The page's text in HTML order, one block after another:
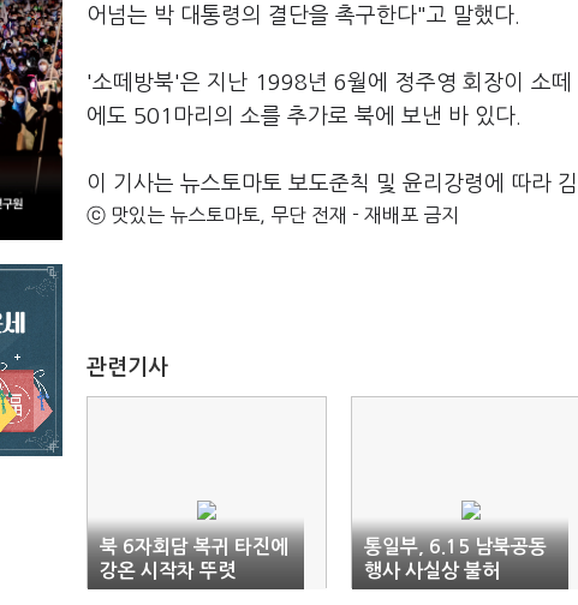
어넘는 박 대통령의 결단을 촉구한다"고 말했다.
'소떼방북'은 지난 1998년 6월에 정주영 회장이 소
에도 501마리의 소를 추가로 북에 보낸 바 있다.
이 기사는 뉴스토마토 보도준칙 및 윤리강령에 따라
ⓒ 맛있는 뉴스토마토, 무단 전재 - 재배포 금지
관련기사
북 6자회담 복귀 타진에
강온 시작차 뚜렷
통일부, 6.15 남북공동
행사 사실상 불허